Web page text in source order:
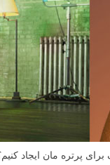
پرتره مان ایجاد